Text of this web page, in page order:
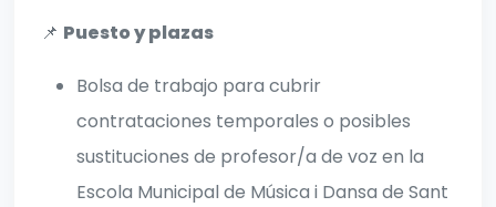
📌 Puesto y plazas
Bolsa de trabajo para cubrir
contrataciones temporales o posibles
sustituciones de profesor/a de voz en la
Escola Municipal de Música i Dansa de Sant